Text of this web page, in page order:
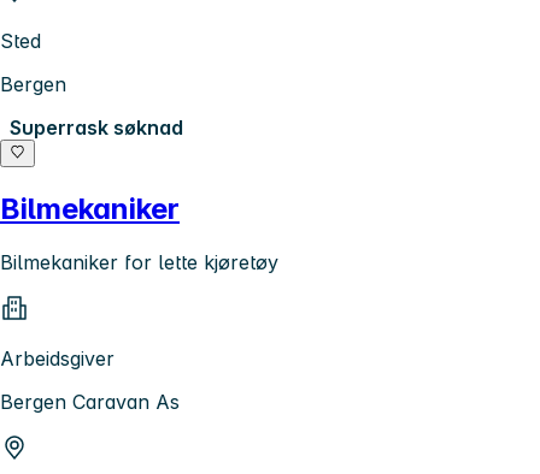
Sted
Bergen
Superrask søknad
Bilmekaniker
Bilmekaniker for lette kjøretøy
Arbeidsgiver
Bergen Caravan As